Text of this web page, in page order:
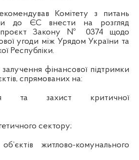
Комітету з питань
до ЄС внести на розгляд
проєкт Закону № 0374 щодо
угоди між Урядом України та
Республіки.
фінансової підтримки
спрямованих на:
та захист критичної
сектору;
житлово-комунального